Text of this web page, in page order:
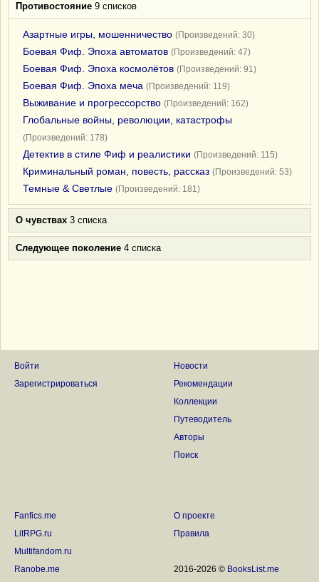
Противостояние 9 списков
Азартные игры, мошенничество (Произведений: 30)
Боевая Фиф. Эпоха автоматов (Произведений: 47)
Боевая Фиф. Эпоха космолётов (Произведений: 91)
Боевая Фиф. Эпоха меча (Произведений: 119)
Выживание и прогрессорство (Произведений: 162)
Глобальные войны, революции, катастрофы
(Произведений: 178)
Детектив в стиле Фиф и реалистики (Произведений: 115)
Криминальный роман, повесть, рассказ (Произведений: 53)
Темные & Светлые (Произведений: 181)
О чувствах 3 списка
Следующее поколение 4 списка
Войти
Зарегистрироваться
Новости
Рекомендации
Коллекции
Путеводитель
Авторы
Поиск
Fanfics.me
LitRPG.ru
Multifandom.ru
Ranobe.me
О проекте
Правила
2016-2026 © BooksList.me